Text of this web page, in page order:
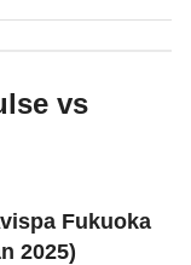
vs
Fukuoka
2025)